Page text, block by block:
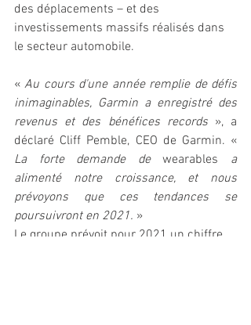
des déplacements – et des
investissements massifs réalisés dans
le secteur automobile.
« Au cours d'une année remplie de défis
inimaginables, Garmin a enregistré des
revenus et des bénéfices records », a
La forte demande de wearables a
alimenté notre croissance, et nous
prévoyons que ces tendances se
poursuivront en 2021. »
Le groupe prévoit pour 2021 un chiffre